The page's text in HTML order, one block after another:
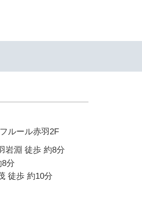
ルール赤羽2F
岩淵 徒歩 約8分
分
徒歩 約10分